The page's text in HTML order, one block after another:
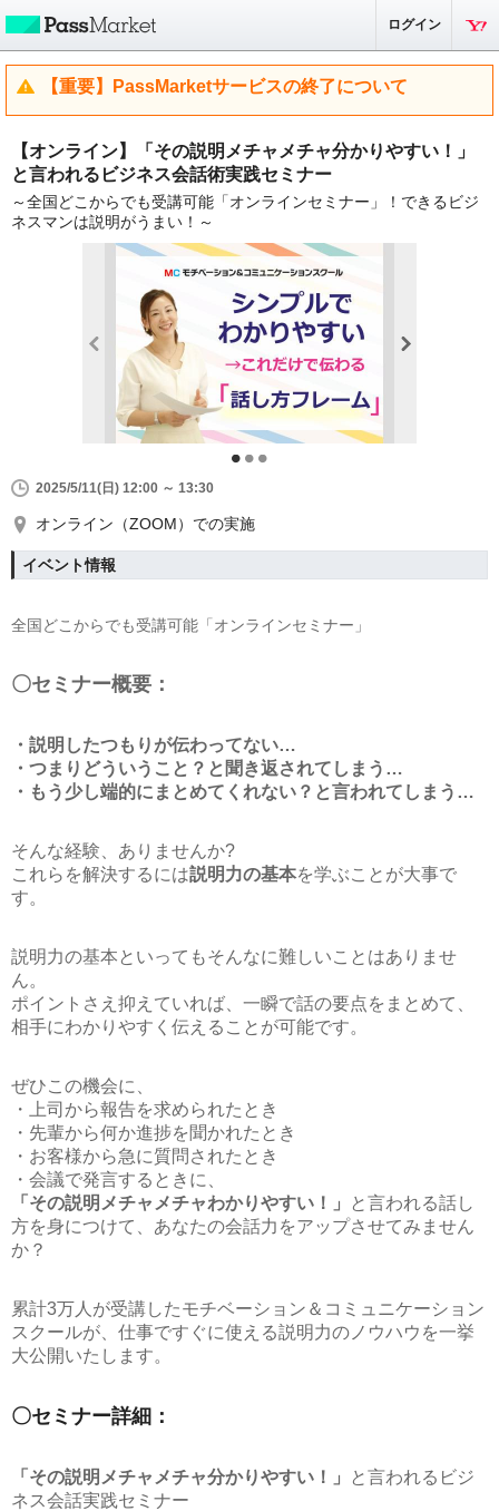
ログイン
【重要】PassMarketサービスの終了について
【オンライン】「その説明メチャメチャ分かりやすい！」
と言われるビジネス会話術実践セミナー
～全国どこからでも受講可能「オンラインセミナー」！できるビジ
ネスマンは説明がうまい！～
2025/5/11(日) 12:00 ～ 13:30
オンライン（ZOOM）での実施
イベント情報
全国どこからでも受講可能「オンラインセミナー」
〇セミナー概要：
・説明したつもりが伝わってない…
・つまりどういうこと？と聞き返されてしまう…
・もう少し端的にまとめてくれない？と言われてしまう…
そんな経験、ありませんか?
これらを解決するには説明力の基本を学ぶことが大事で
す。
説明力の基本といってもそんなに難しいことはありませ
ん。
ポイントさえ抑えていれば、一瞬で話の要点をまとめて、
相手にわかりやすく伝えることが可能です。
ぜひこの機会に、
・上司から報告を求められたとき
・先輩から何か進捗を聞かれたとき
・お客様から急に質問されたとき
・会議で発言するときに、
「その説明メチャメチャわかりやすい！」
と言われる話し
方を身につけて、あなたの会話力をアップさせてみません
か？
累計3万人が受講したモチベーション＆コミュニケーション
スクールが、仕事ですぐに使える説明力のノウハウを一挙
大公開いたします。
〇セミナー詳細：
「その説明メチャメチャ分かりやすい！」
と言われるビジ
ネス会話実践セミナー